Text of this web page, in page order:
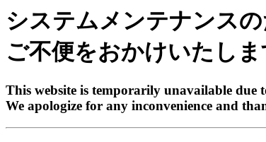
システムメンテナンス
ご不便をおかけいたし
This website is temporarily unavailable due
We apologize for any inconvenience and